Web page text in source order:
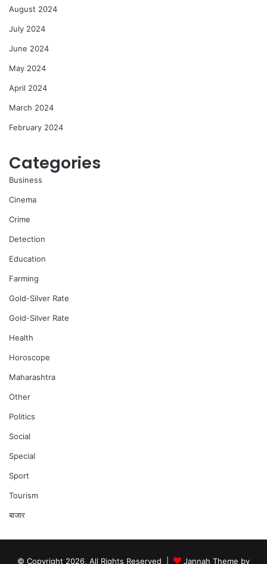
August 2024
July 2024
June 2024
May 2024
April 2024
March 2024
February 2024
Categories
Business
Cinema
Crime
Detection
Education
Farming
Gold-Silver Rate
Gold-Silver Rate
Health
Horoscope
Maharashtra
Other
Politics
Social
Special
Sport
Tourism
बाजार
© Copyright 2026, All Rights Reserved | Jannah Theme by